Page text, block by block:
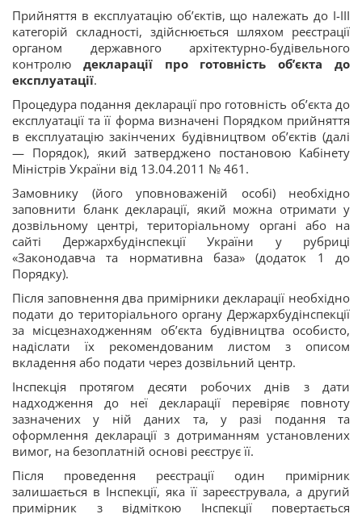
Прийняття в експлуатацію об’єктів, що належать до I-III
категорій складності, здійснюється шляхом реєстрації
органом державного архітектурно-будівельного
контролю декларації про готовність об’єкта до
експлуатації.
Процедура подання декларації про готовність об’єкта до
експлуатації та її форма визначені Порядком прийняття
в експлуатацію закінчених будівництвом об’єктів (далі
— Порядок), який затверджено постановою Кабінету
Міністрів України від 13.04.2011 № 461.
Замовнику (його уповноваженій особі) необхідно
заповнити бланк декларації, який можна отримати у
дозвільному центрі, територіальному органі або на
сайті Держархбудінспекції України у рубриці
«Законодавча та нормативна база» (додаток 1 до
Порядку).
Після заповнення два примірники декларації необхідно
подати до територіального органу Держархбудінспекції
за місцезнаходженням об’єкта будівництва особисто,
надіслати їх рекомендованим листом з описом
вкладення або подати через дозвільний центр.
Інспекція протягом десяти робочих днів з дати
надходження до неї декларації перевіряє повноту
зазначених у ній даних та, у разі подання та
оформлення декларації з дотриманням установлених
вимог, на безоплатній основі реєструє її.
Після проведення реєстрації один примірник
залишається в Інспекції, яка її зареєструвала, а другий
примірник з відміткою Інспекції повертається